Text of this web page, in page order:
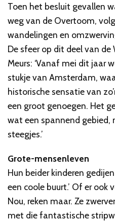
Toen het besluit gevallen
weg van de Overtoom,
wandelingen en
De sfeer op dit deel van de
Meurs: ‘Vanaf mei dit jaar
stukje van Amsterdam,
historische sensatie van
een groot genoegen. Het
wat een spannend gebied,
steegjes.’
Grote-mensenleven
Hun beider kinderen
een coole buurt.’ Of er
Nou, reken maar. Ze
met die fantastische